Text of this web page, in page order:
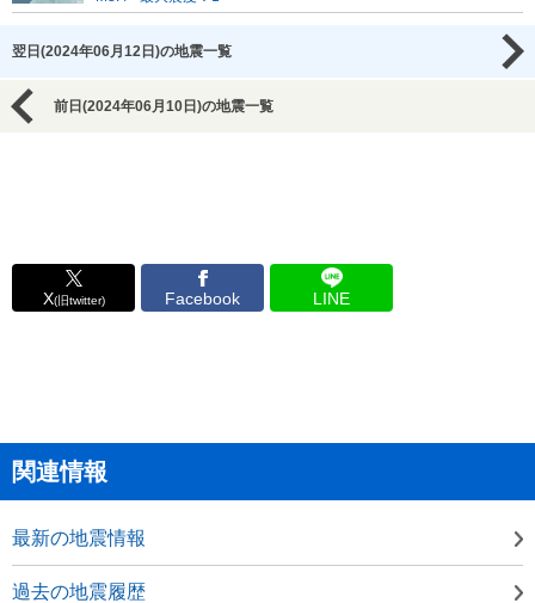
翌日(2024年06月12日)の地震一覧
前日(2024年06月10日)の地震一覧
X(旧twitter) Facebook LINE
関連情報
最新の地震情報
過去の地震履歴